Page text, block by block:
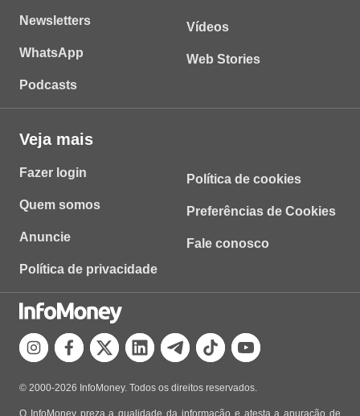
Newsletters
WhatsApp
Podcasts
Vídeos
Web Stories
Veja mais
Fazer login
Quem somos
Anuncie
Política de privacidade
Política de cookies
Preferências de Cookies
Fale conosco
© 2000-2026 InfoMoney. Todos os direitos reservados.
O InfoMoney preza a qualidade da informação e atesta a apuração de